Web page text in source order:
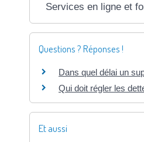
Services en ligne et
Questions ? Réponses !
Dans quel délai un
Qui doit régler les
Et aussi